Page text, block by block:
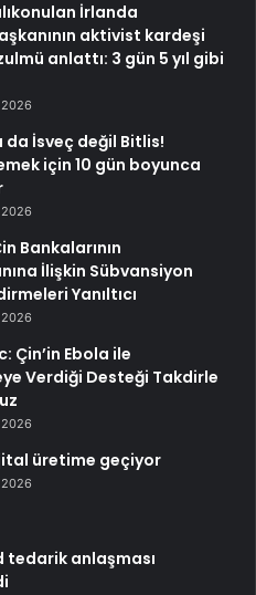
İrlanda
aktivist kardeşi
anlattı: 3 gün 5 yıl gibi
da İsveç değil Bitlis!
için 10 gün boyunca
Bankalarının
İlişkin Sübvansiyon
Yanıltıcı
Çin’in Ebola ile
Verdiği Desteği Takdirle
üretime geçiyor
tedarik anlaşması